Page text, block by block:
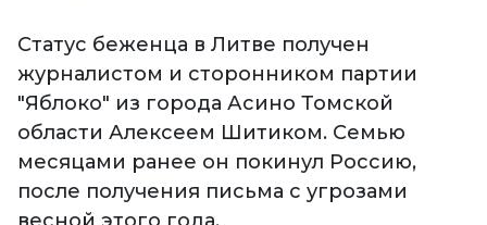
Статус беженца в Литве получен
журналистом и сторонником партии
"Яблоко" из города Асино Томской
области Алексеем Шитиком. Семью
месяцами ранее он покинул Россию,
после получения письма с угрозами